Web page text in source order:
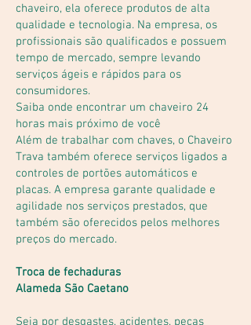
chaveiro, ela oferece produtos de alta
qualidade e tecnologia. Na empresa, os
profissionais são qualificados e possuem
tempo de mercado, sempre levando
serviços ágeis e rápidos para os
consumidores.
Saiba onde encontrar um chaveiro 24
horas mais próximo de você
Além de trabalhar com chaves, o Chaveiro
Trava também oferece serviços ligados a
controles de portões automáticos e
placas. A empresa garante qualidade e
agilidade nos serviços prestados, que
também são oferecidos pelos melhores
preços do mercado.
Troca de fechaduras
Alameda São Caetano
Seja por desgastes, acidentes, peças